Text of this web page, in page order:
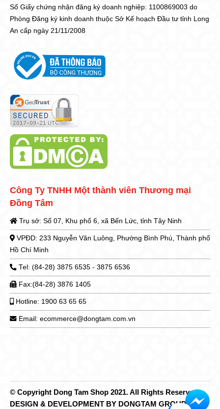
Số Giấy chứng nhận đăng ký doanh nghiệp: 1100869003 do
Phòng Đăng ký kinh doanh thuộc Sở Kế hoạch Đầu tư tỉnh Long
An cấp ngày 21/11/2008
Công Ty TNHH Một thành viên Thương mại
Đồng Tâm
Trụ sở: Số 07, Khu phố 6, xã Bến Lức, tỉnh Tây Ninh
VPĐD: 233 Nguyễn Văn Luông, Phường Bình Phú, Thành phố
Hồ Chí Minh
Tel: (84-28) 3875 6535 - 3875 6536
Fax:(84-28) 3876 1405
Hotline: 1900 63 65 65
Email: ecommerce@dongtam.com.vn
© Copyright Dong Tam Shop 2021. All Rights Reserved.
DESIGN & DEVELOPMENT BY DONGTAM GROUP